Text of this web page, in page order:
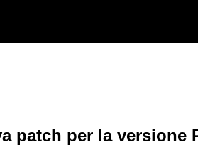
patch per la versione